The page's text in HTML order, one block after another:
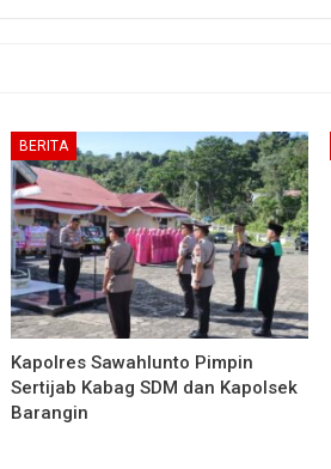
BERITA
Kapolres Sawahlunto Pimpin
Sertijab Kabag SDM dan Kapolsek
Barangin